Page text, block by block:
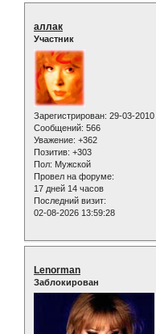
аллак
Участник
Зарегистрирован: 29-03-2010
Сообщений: 566
Уважение: +362
Позитив: +303
Пол: Мужской
Провел на форуме:
17 дней 14 часов
Последний визит:
02-08-2026 13:59:28
Lenorman
Заблокирован